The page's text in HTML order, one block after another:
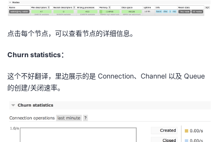
点击每个节点，可以查看节点的详细信息。
Churn statistics：
这个不好翻译，里边展示的是 Connection、Channel 以及 Queue
的创建/关闭速率。